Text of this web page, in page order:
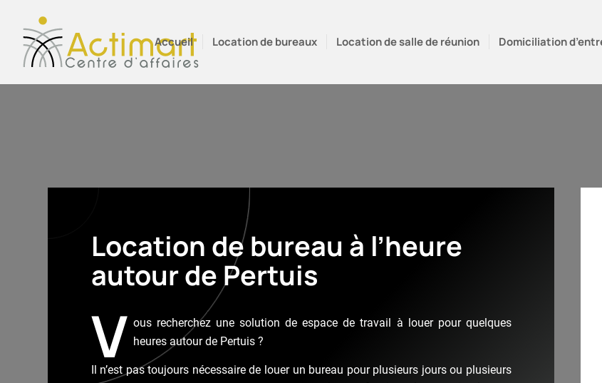
Accueil Location de bureaux Location de salle de réunion Domiciliation
Location de bureau à l’heure
autour de Pertuis
V ous recherchez une solution de espace de travail à louer pour quelques
heures autour de Pertuis ?
Il n’est pas toujours nécessaire de louer un bureau pour plusieurs jours ou plusieurs